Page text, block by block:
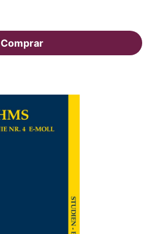
Comprar